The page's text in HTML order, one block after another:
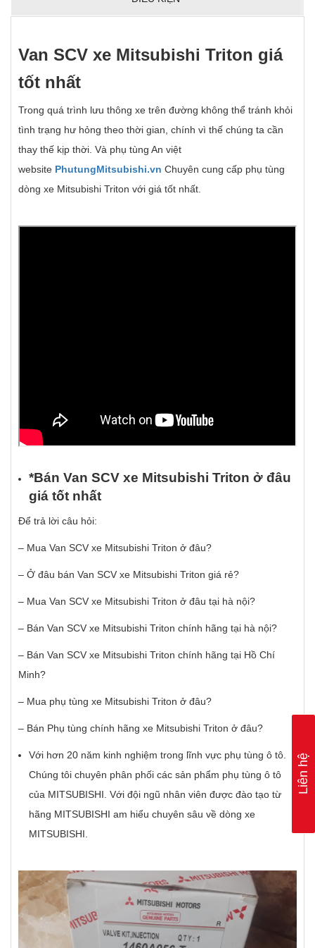
Van SCV xe Mitsubishi Triton giá
tốt nhất
Trong quá trình lưu thông xe trên đường không thể tránh khỏi
tình trạng hư hỏng theo thời gian, chính vì thế chúng ta cần
thay thế kịp thời. Và phụ tùng An việt
website PhutungMitsubishi.vn Chuyên cung cấp phụ tùng
dòng xe Mitsubishi Triton với giá tốt nhất.
*Bán Van SCV xe Mitsubishi Triton ở đâu
giá tốt nhất
Để trả lời câu hỏi:
– Mua Van SCV xe Mitsubishi Triton ở đâu?
– Ở đâu bán Van SCV xe Mitsubishi Triton giá rẻ?
– Mua Van SCV xe Mitsubishi Triton ở đâu tại hà nội?
– Bán Van SCV xe Mitsubishi Triton chính hãng tại hà nội?
– Bán Van SCV xe Mitsubishi Triton chính hãng tại Hồ Chí
Minh?
– Mua phụ tùng xe Mitsubishi Triton ở đâu?
– Bán Phụ tùng chính hãng xe Mitsubishi Triton ở đâu?
Với hơn 20 năm kinh nghiệm trong lĩnh vực phụ tùng ô tô.
Chúng tôi chuyên phân phối các sản phẩm phụ tùng ô tô
của MITSUBISHI. Với đội ngũ nhân viên được đào tạo từ
hãng MITSUBISHI am hiểu chuyên sâu về dòng xe
MITSUBISHI.
Liên hệ